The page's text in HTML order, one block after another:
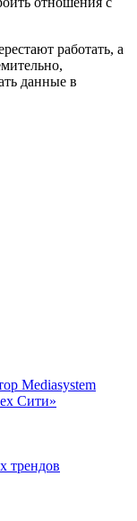
работать, а
данные в
Mediasystem
Сити»
трендов